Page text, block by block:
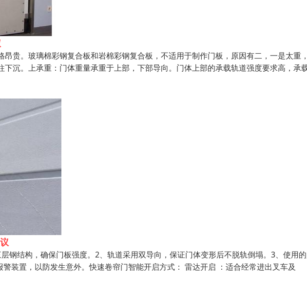
贵。玻璃棉彩钢复合板和岩棉彩钢复合板，不适用于制作门板，原因有二，一是太重
沉。上承重：门体重量承重于上部，下部导向。门体上部的承载轨道强度要求高，承
钢结构，确保门板强度。2、轨道采用双导向，保证门体变形后不脱轨倒塌。3、使用
装置，以防发生意外。快速卷帘门智能开启方式： 雷达开启 ：适合经常进出叉车及